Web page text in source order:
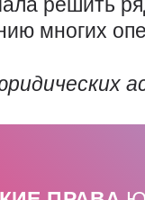
многих